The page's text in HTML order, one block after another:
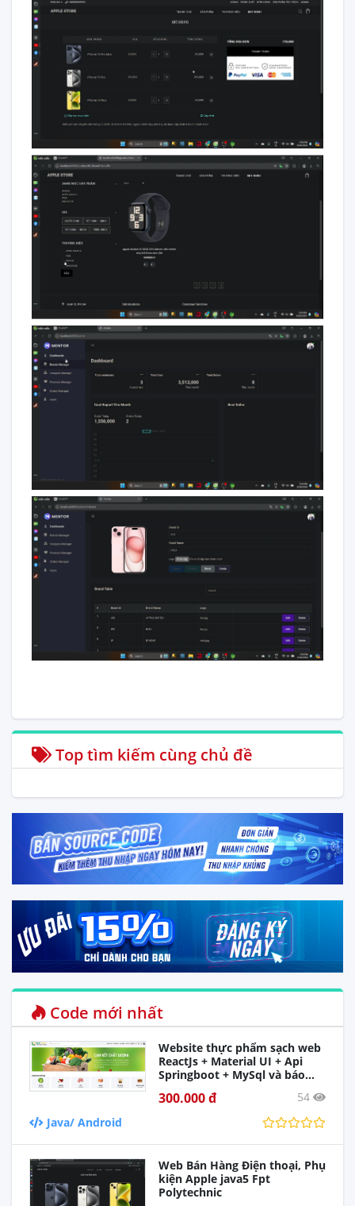
Top tìm kiếm cùng chủ đề
Code mới nhất
Website thực phẩm sạch web
ReactJs + Material UI + Api
Springboot + MySql và báo
300.000 đ
54
Java/ Android
Web Bán Hàng Điện thoại, Phụ
kiện Apple java5 Fpt
Polytechnic